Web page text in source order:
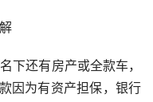
下还有房产或全款车，
因为有资产担保，银行